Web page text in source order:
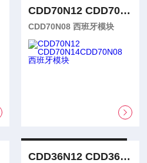
CDD70N12 CDD70N14
CDD70N08 西班牙模块
CDD36N12 CDD36N14